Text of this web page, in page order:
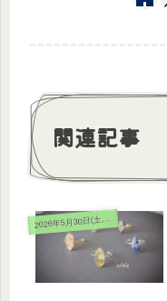
関連記事
2026年5月30日(土)31日(日)